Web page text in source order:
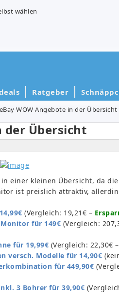
wählen
Ratgeber
WOW Angebote in der Übersicht
der Übersicht
einer kleinen Übersicht, da
ist preislich attraktiv,
(Vergleich: 19,21€ –
Monitor für 149€ (Vergleich:
für 19,99€ (Vergleich: 22,30€ –
versch. Modelle für 14,90€
für 449,90€
3 Bohrer für 39,90€